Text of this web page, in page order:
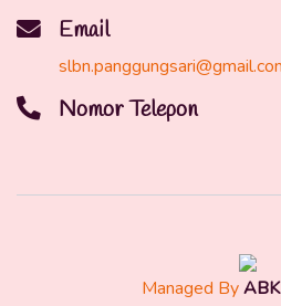
Email
Nomor Telepon
Managed By